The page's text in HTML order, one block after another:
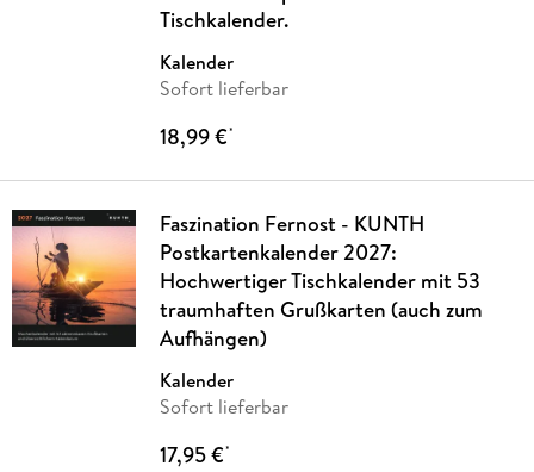
Tischkalender.
Kalender
Sofort lieferbar
18,99 €*
Faszination Fernost - KUNTH
Postkartenkalender 2027:
Hochwertiger Tischkalender mit 53
traumhaften Grußkarten (auch zum
Aufhängen)
Kalender
Sofort lieferbar
17,95 €*